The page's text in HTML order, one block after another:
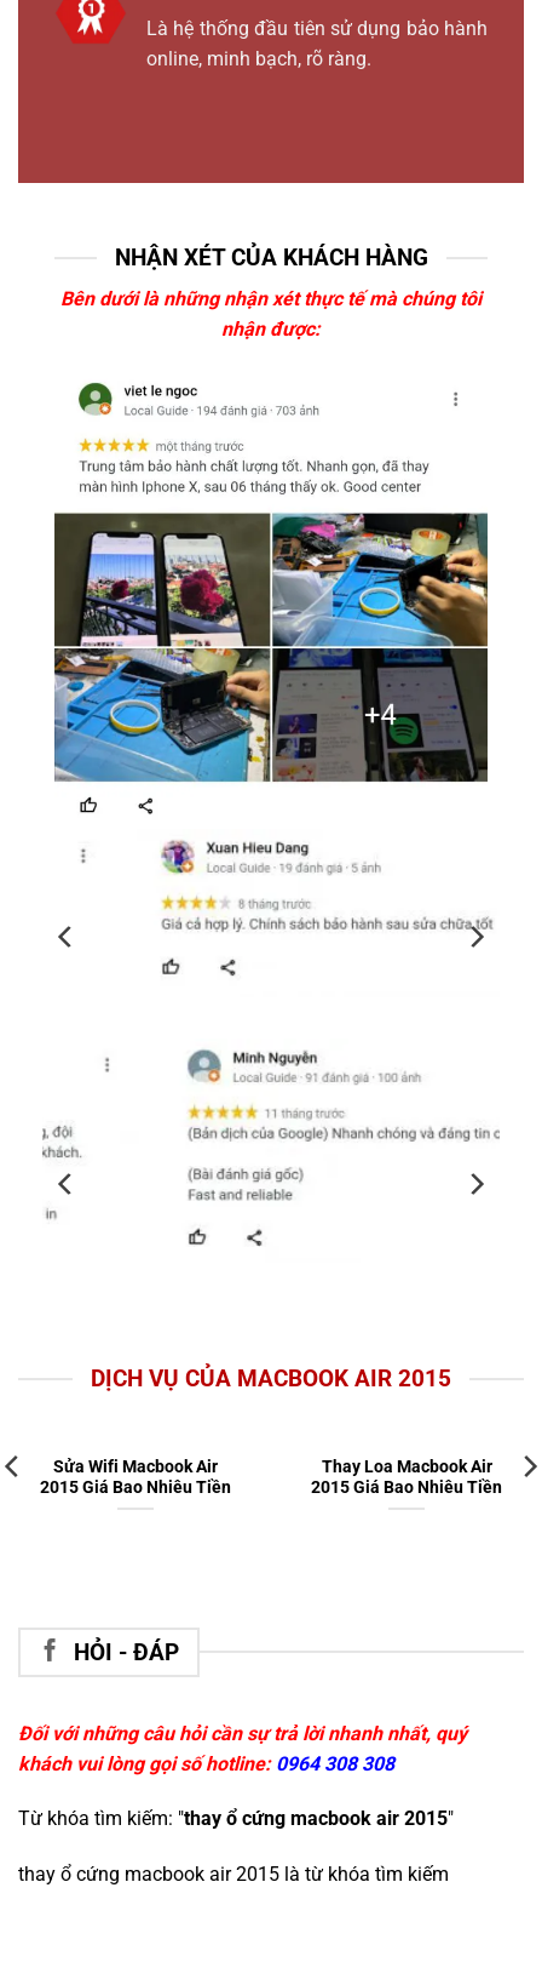
Là hệ thống đầu tiên sử dụng bảo hành
online, minh bạch, rõ ràng.
NHẬN XÉT CỦA KHÁCH HÀNG
Bên dưới là những nhận xét thực tế mà chúng tôi
nhận được:
DỊCH VỤ CỦA MACBOOK AIR 2015
Sửa Wifi Macbook Air
2015 Giá Bao Nhiêu Tiền
Thay Loa Macbook Air
2015 Giá Bao Nhiêu Tiền
HỎI - ĐÁP
Đối với những câu hỏi cần sự trả lời nhanh nhất, quý
khách vui lòng gọi số hotline: 0964 308 308
Từ khóa tìm kiếm: "thay ổ cứng macbook air 2015"
thay ổ cứng macbook air 2015 là từ khóa tìm kiếm